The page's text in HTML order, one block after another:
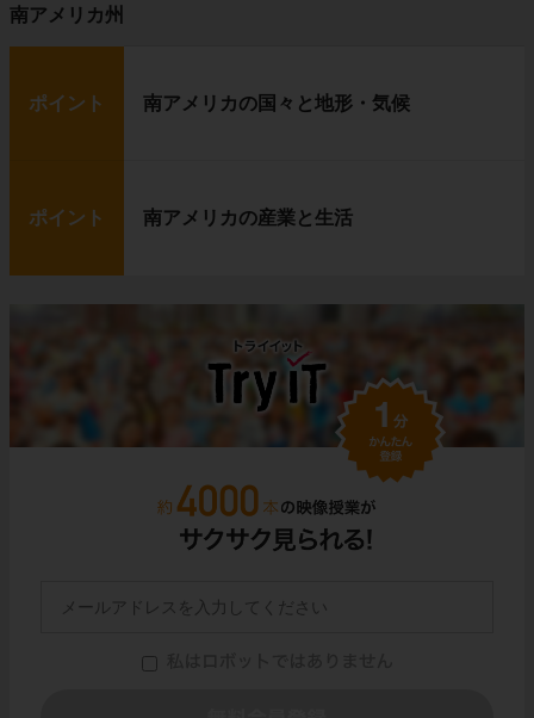
南アメリカ州
ポイント 南アメリカの国々と地形・気候
ポイント 南アメリカの産業と生活